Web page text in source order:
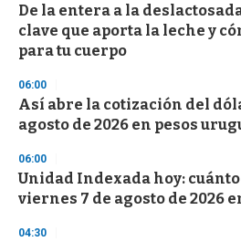
De la entera a la
clave que aporta la leche y
para tu cuerpo
06:00
Así abre la cotización del
agosto de 2026 en pesos
06:00
Unidad Indexada hoy:
viernes 7 de agosto de 2026
04:30